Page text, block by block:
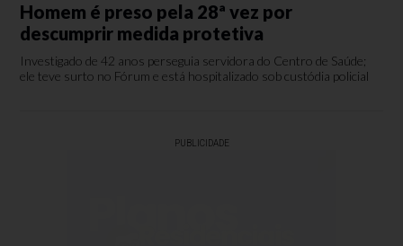
Homem é preso pela 28ª vez por
descumprir medida protetiva
Investigado de 42 anos perseguia servidora do Centro de Saúde;
ele teve surto no Fórum e está hospitalizado sob custódia policial
PUBLICIDADE